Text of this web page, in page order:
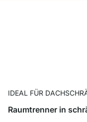
IDEAL FÜR
Raumtrenner in